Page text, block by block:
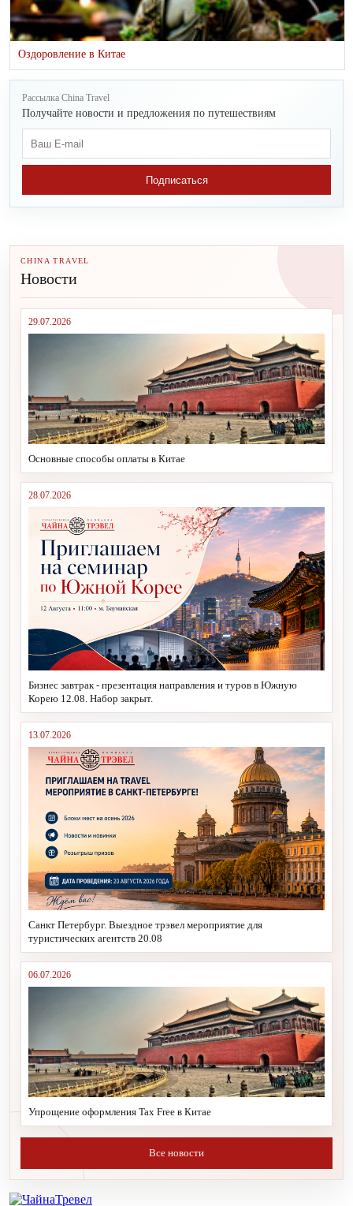
Оздоровление в Китае
Рассылка China Travel
Получайте новости и предложения по путешествиям
Подписаться
CHINA TRAVEL
Новости
29.07.2026
Основные способы оплаты в Китае
28.07.2026
Бизнес завтрак - презентация направления и туров в Южную
Корею 12.08. Набор закрыт.
13.07.2026
Санкт Петербург. Выездное трэвел мероприятие для
туристических агентств 20.08
06.07.2026
Упрощение оформления Tax Free в Китае
Все новости